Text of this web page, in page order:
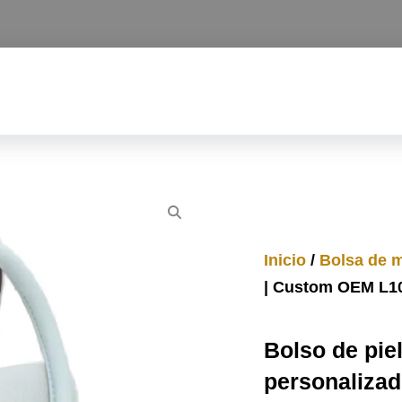
Inicio / Bolsa de
| Custom OEM
Bolso de